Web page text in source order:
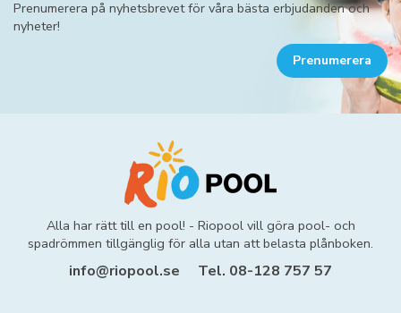
Prenumerera på nyhetsbrevet för våra bästa erbjudanden och
nyheter!
Prenumerera
Alla har rätt till en pool! - Riopool vill göra pool- och
spadrömmen tillgänglig för alla utan att belasta plånboken.
info@riopool.se Tel. 08-128 757 57